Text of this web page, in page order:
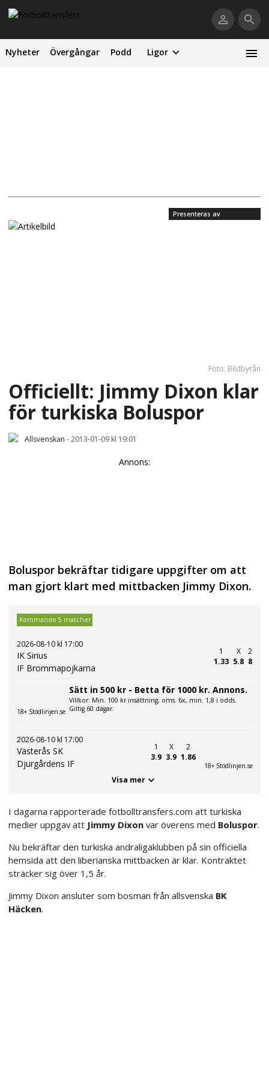
Nyheter Övergångar Podd Ligor
Presenteras av
Foto: Bildbyrån
Officiellt: Jimmy Dixon klar
för turkiska Boluspor
Allsvenskan -2013-01-09 kl 19:01
Annons:
Boluspor bekräftar tidigare uppgifter om att
man gjort klart med mittbacken Jimmy Dixon.
Kommande 5 matcher
2026-08-10 kl 17:00
IK Sirius
IF Brommapojkarna
1
1.33
X
5.8
2
8
18+ Stödlinjen.se
Sätt in 500 kr - Betta för 1000 kr. Annons.
Villkor: Min. 100 kr insättning, oms. 6x, min. 1,8 i odds.
Giltig 60 dagar.
2026-08-10 kl 17:00
Västerås SK
Djurgårdens IF
1
3.9
X
3.9
2
1.86
18+ Stödlinjen.se
Visa mer
I dagarna rapporterade fotbolltransfers.com att turkiska
medier uppgav att Jimmy Dixon var överens med Boluspor.
Nu bekräftar den turkiska andraligaklubben på sin officiella
hemsida att den liberianska mittbacken är klar. Kontraktet
sträcker sig över 1,5 år.
Jimmy Dixon ansluter som bosman från allsvenska BK
Häcken.